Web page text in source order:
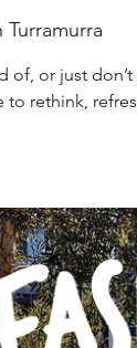
Turramurra
of, or just
to rethink,